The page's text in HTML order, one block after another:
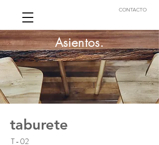
CONTACTO
Asientos.
taburete
T-02